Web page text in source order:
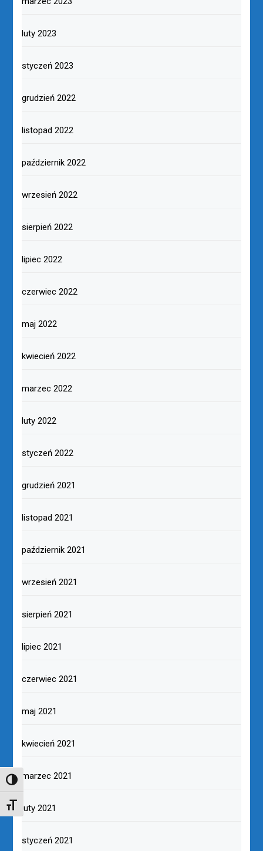
TOGGLE HIGH CONTRAST
TOGGLE FONT SIZE
luty 2023
styczeń 2023
grudzień 2022
listopad 2022
październik 2022
wrzesień 2022
sierpień 2022
lipiec 2022
czerwiec 2022
maj 2022
kwiecień 2022
marzec 2022
luty 2022
styczeń 2022
grudzień 2021
listopad 2021
październik 2021
wrzesień 2021
sierpień 2021
lipiec 2021
czerwiec 2021
maj 2021
kwiecień 2021
marzec 2021
luty 2021
styczeń 2021